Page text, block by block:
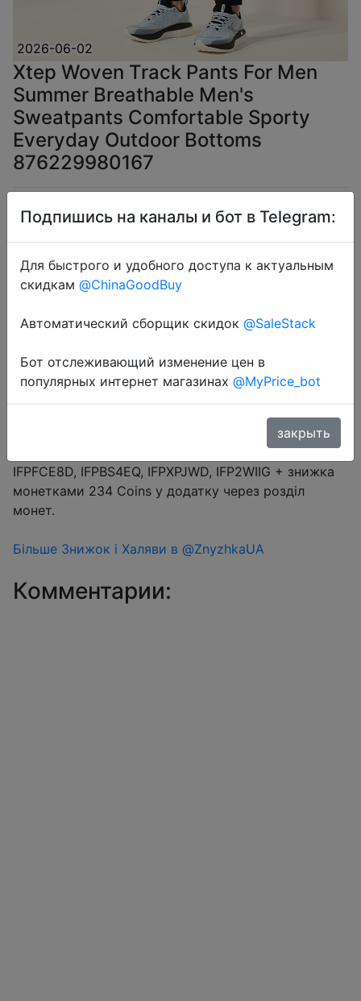
2026-06-02
Xtep Woven Track Pants For Men
Summer Breathable Men's
Sweatpants Comfortable Sporty
Everyday Outdoor Bottoms
876229980167
$11.88
Промокод:
Перейти в магазин
Промокод на вибір $3/$15 (20.00%) → IFPJOQW4,
IFPFCE8D, IFPBS4EQ, IFPXPJWD, IFP2WIIG + знижка
монетками 234 Coins у додатку через розділ
монет.
Більше Знижок і Халяви в @ZnyzhkaUA
Комментарии:
Подпишись на каналы и бот в Telegram:
Для быстрого и удобного доступа к актуальным
скидкам @ChinaGoodBuy
Автоматический сборщик скидок @SaleStack
Бот отслеживающий изменение цен в
популярных интернет магазинах @MyPrice_bot
закрыть